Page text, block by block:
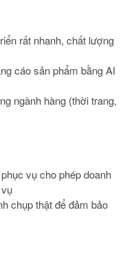
rất nhanh, chất lượng
cáo sản phẩm bằng AI
ngành hàng (thời trang,
vụ cho phép doanh
chụp thật để đảm bảo